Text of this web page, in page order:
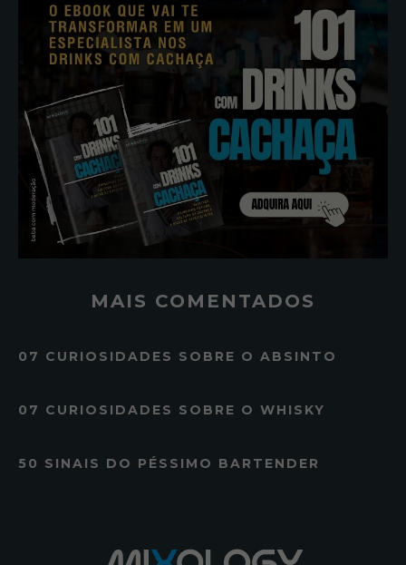
MAIS COMENTADOS
07 CURIOSIDADES SOBRE O ABSINTO
07 CURIOSIDADES SOBRE O WHISKY
50 SINAIS DO PÉSSIMO BARTENDER